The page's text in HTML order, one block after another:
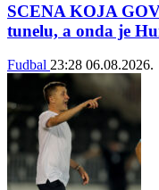
SCENA KOJA
tunelu, a onda je
Fudbal 23:28 06.08.2026.